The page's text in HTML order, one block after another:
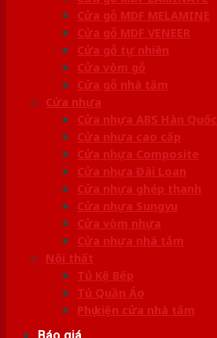
Cửa gỗ MDF MELAMINE
Cửa gỗ MDF VENEER
Cửa gỗ tự nhiên
Cửa vòm gỗ
Cửa gỗ nhà tắm
Cửa nhựa
Cửa nhựa ABS Hàn Quốc
Cửa nhựa cao cấp
Cửa nhựa Composite
Cửa nhựa Đài Loan
Cửa nhựa ghép thanh
Cửa nhựa Sungyu
Cửa vòm nhựa
Cửa nhựa nhà tắm
Nội thất
Tủ Kệ Bếp
Tủ Quần Áo
Phụ kiện cửa nhà tắm